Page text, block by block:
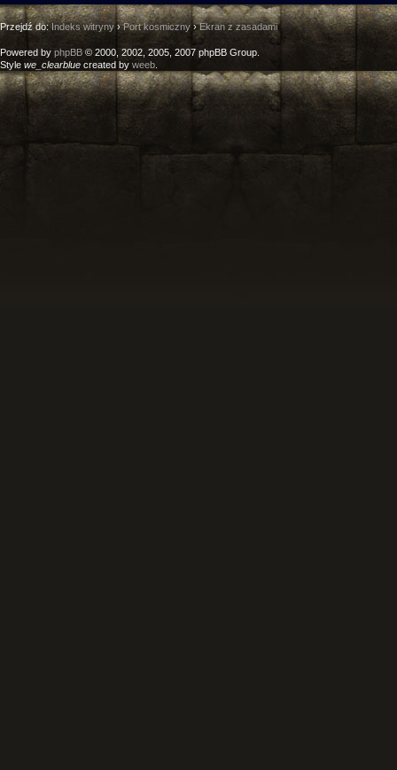
Przejdź do:Indeks witryny›Port kosmiczny›Ekran z zasadami
Powered by phpBB © 2000, 2002, 2005, 2007 phpBB Group.
Style we_clearblue created by weeb